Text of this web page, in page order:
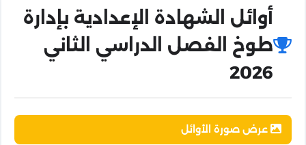
أوائل الشهادة الإعدادية بإدارة
طوخ الفصل الدراسي الثاني
2026
عرض صورة الأوائل